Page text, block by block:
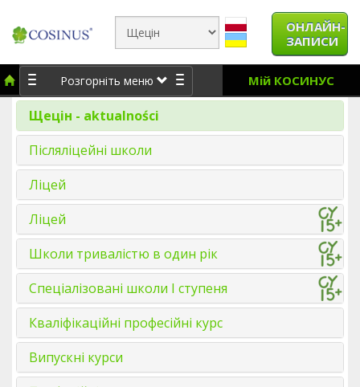
ОНЛАЙН-
ЗАПИСИ
Розгорніть меню Мій КОСИНУС
Щецін - aktualności
Післяліцейні школи
Ліцей
Ліцей
Школи тривалістю в один рік
Спеціалізовані школи І ступеня
Кваліфікаційні професійні курс
Випускні курси